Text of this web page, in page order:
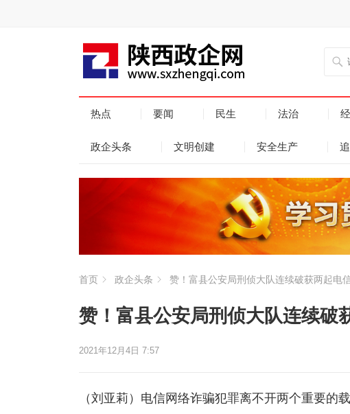
热点 要闻 民生 法治
政企头条 文明创建 安全生产
首页 政企头条 赞！富县公安局刑侦大队连续破获两起电
赞！富县公安局刑侦大队连续破
2021年12月4日 7:57
（刘亚莉）电信网络诈骗犯罪离不开两个重要的